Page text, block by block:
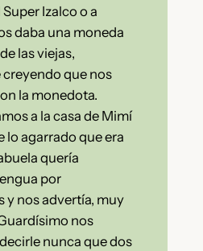
Izalco o a
daba una moneda
las viejas,
que nos
la monedota.
a la casa de Mimí
lo agarrado que era
quería
por
y nos advertía, muy
nos
nunca que dos